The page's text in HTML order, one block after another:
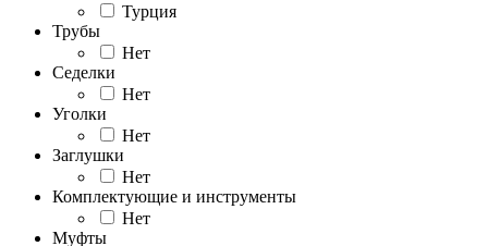
Турция
Трубы
Нет
Седелки
Нет
Уголки
Нет
Заглушки
Нет
Комплектующие и инструменты
Нет
Муфты